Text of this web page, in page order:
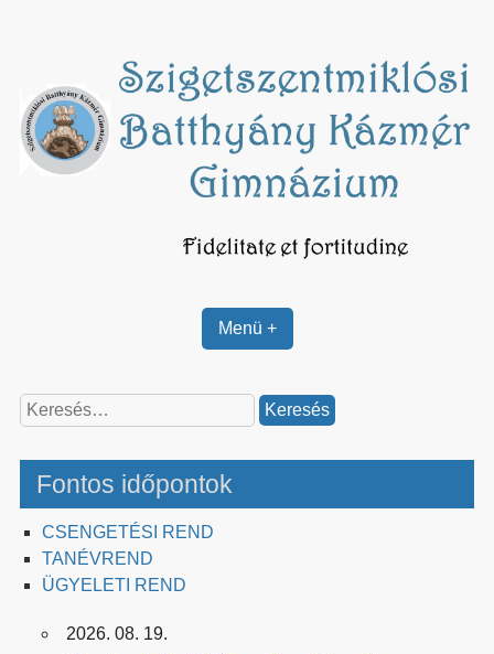
Menü +
Keresés:
Fontos időpontok
CSENGETÉSI REND
TANÉVREND
ÜGYELETI REND
2026. 08. 19.